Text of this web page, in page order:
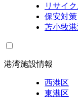
リサイ
保安対策
苫小牧
港湾施設情報
西港区
東港区